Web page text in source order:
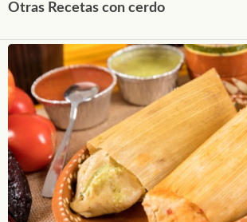
Otras Recetas con cerdo